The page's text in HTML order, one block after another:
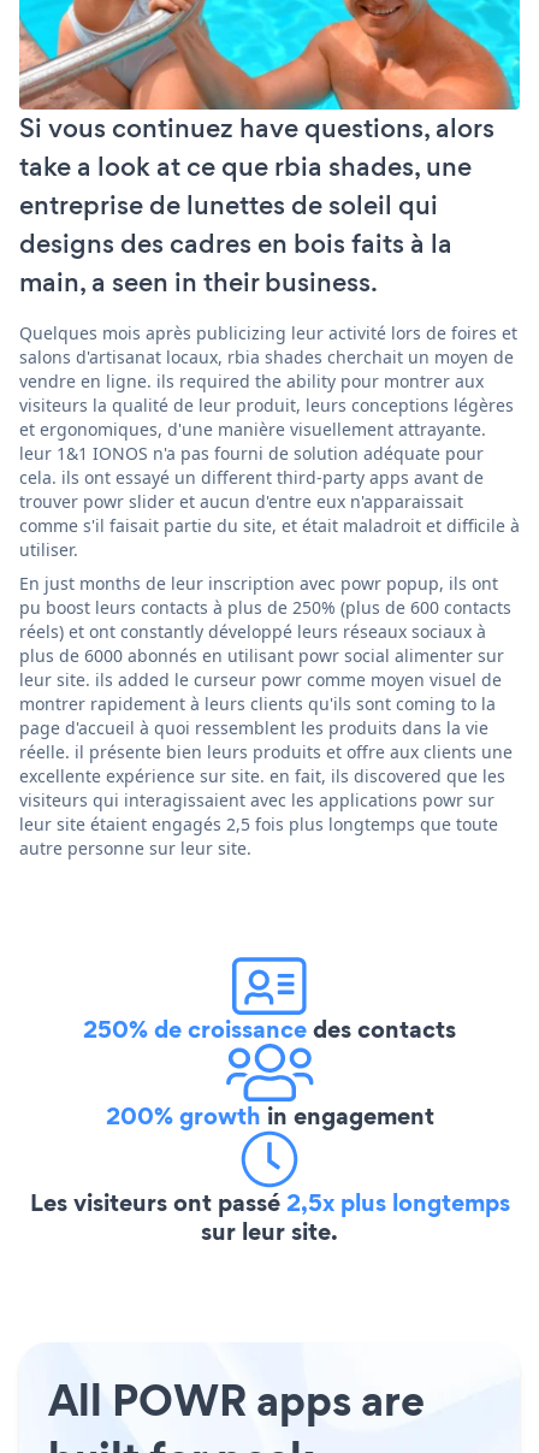
Si vous continuez have questions, alors
take a look at ce que rbia shades, une
entreprise de lunettes de soleil qui
designs des cadres en bois faits à la
main, a seen in their business.
Quelques mois après publicizing leur activité lors de foires et
salons d'artisanat locaux, rbia shades cherchait un moyen de
vendre en ligne. ils required the ability pour montrer aux
visiteurs la qualité de leur produit, leurs conceptions légères
et ergonomiques, d'une manière visuellement attrayante.
leur 1&1 IONOS n'a pas fourni de solution adéquate pour
cela. ils ont essayé un different third-party apps avant de
trouver powr slider et aucun d'entre eux n'apparaissait
comme s'il faisait partie du site, et était maladroit et difficile à
utiliser.
En just months de leur inscription avec powr popup, ils ont
pu boost leurs contacts à plus de 250% (plus de 600 contacts
réels) et ont constantly développé leurs réseaux sociaux à
plus de 6000 abonnés en utilisant powr social alimenter sur
leur site. ils added le curseur powr comme moyen visuel de
montrer rapidement à leurs clients qu'ils sont coming to la
page d'accueil à quoi ressemblent les produits dans la vie
réelle. il présente bien leurs produits et offre aux clients une
excellente expérience sur site. en fait, ils discovered que les
visiteurs qui interagissaient avec les applications powr sur
leur site étaient engagés 2,5 fois plus longtemps que toute
autre personne sur leur site.
250% de croissancedes contacts
200% growth in engagement
Les visiteurs ont passé2,5x plus longtemps
sur leur site.
All POWR apps are